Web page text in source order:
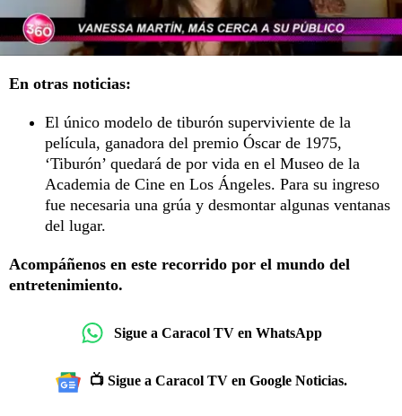
En otras noticias:
El único modelo de tiburón superviviente de la
película, ganadora del premio Óscar de 1975,
‘Tiburón’ quedará de por vida en el Museo de la
Academia de Cine en Los Ángeles. Para su ingreso
fue necesaria una grúa y desmontar algunas ventanas
del lugar.
Acompáñenos en este recorrido por el mundo del
entretenimiento.
Sigue a Caracol TV en WhatsApp
📺 Sigue a Caracol TV en Google Noticias.